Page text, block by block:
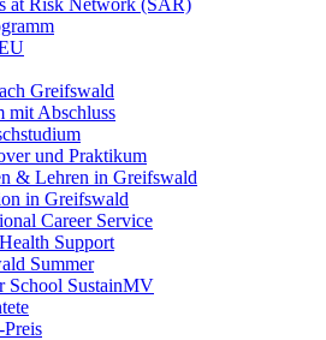
at Risk Network (SAR)
Greifswald
mit Abschluss
und Praktikum
& Lehren in Greifswald
in Greifswald
Career Service
Support
Summer
School SustainMV